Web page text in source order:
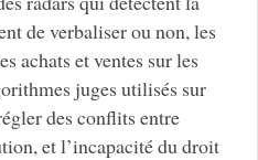
de verbaliser ou non, les
achats et ventes sur les
juges utilisés sur
des conflits entre
et l’incapacité du droit